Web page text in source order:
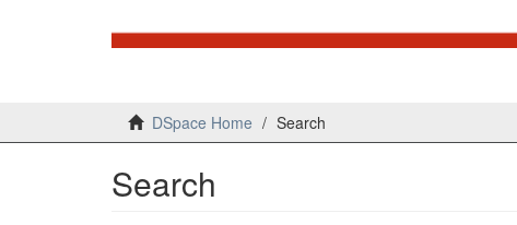
DSpace Home Search
Search